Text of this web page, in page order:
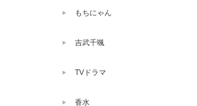
もちにゃん
吉武千颯
TVドラマ
香水